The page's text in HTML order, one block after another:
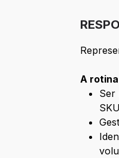
A
Ser